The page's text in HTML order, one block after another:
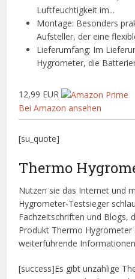
Luftfeuchtigkeit im...
Montage: Besonders
Aufsteller, der eine
Lieferumfang: Im
Hygrometer, die
12,99 EUR
Bei Amazon ansehen
[su_quote]
Thermo
Nutzen sie das Internet und
Hygrometer-Testsieger
Fachzeitschriften und Blogs,
Produkt Thermo Hygrometer
weiterführende
[success]Es gibt unzählige